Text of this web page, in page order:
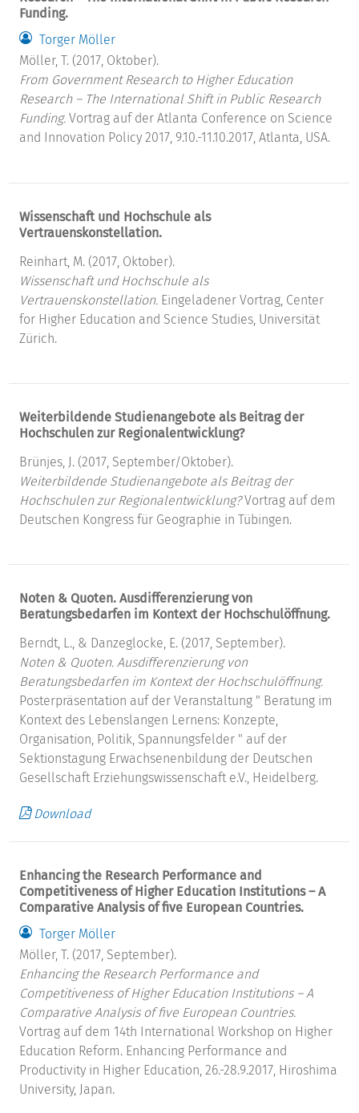
Funding.
Torger Möller
Möller, T. (2017, Oktober).
From Government Research to Higher Education
Research – The International Shift in Public Research
Funding. Vortrag auf der Atlanta Conference on Science
and Innovation Policy 2017, 9.10.-11.10.2017, Atlanta, USA.
Wissenschaft und Hochschule als
Vertrauenskonstellation.
Reinhart, M. (2017, Oktober).
Wissenschaft und Hochschule als
Vertrauenskonstellation. Eingeladener Vortrag, Center
for Higher Education and Science Studies, Universität
Zürich.
Weiterbildende Studienangebote als Beitrag der
Hochschulen zur Regionalentwicklung?
Brünjes, J. (2017, September/Oktober).
Weiterbildende Studienangebote als Beitrag der
Hochschulen zur Regionalentwicklung?Vortrag auf dem
Deutschen Kongress für Geographie in Tübingen.
Noten & Quoten. Ausdifferenzierung von
Beratungsbedarfen im Kontext der Hochschulöffnung.
Berndt, L., & Danzeglocke, E. (2017, September).
Noten & Quoten. Ausdifferenzierung von
Beratungsbedarfen im Kontext der Hochschulöffnung.
Posterpräsentation auf der Veranstaltung " Beratung im
Kontext des Lebenslangen Lernens: Konzepte,
Organisation, Politik, Spannungsfelder " auf der
Sektionstagung Erwachsenenbildung der Deutschen
Gesellschaft Erziehungswissenschaft e.V., Heidelberg.
Download
Enhancing the Research Performance and
Competitiveness of Higher Education Institutions – A
Comparative Analysis of five European Countries.
Torger Möller
Möller, T. (2017, September).
Enhancing the Research Performance and
Competitiveness of Higher Education Institutions – A
Comparative Analysis of five European Countries.
Vortrag auf dem 14th International Workshop on Higher
Education Reform. Enhancing Performance and
Productivity in Higher Education, 26.-28.9.2017, Hiroshima
University, Japan.